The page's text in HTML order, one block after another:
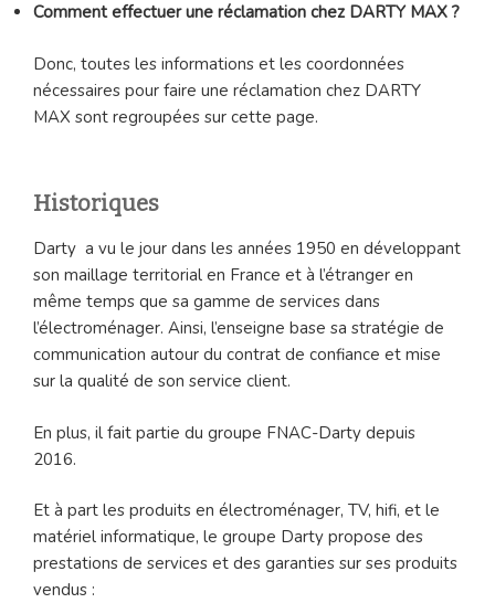
Comment effectuer une réclamation chez DARTY MAX ?
Donc, toutes les informations et les coordonnées
nécessaires pour faire une réclamation chez DARTY
MAX sont regroupées sur cette page.
Historiques
Darty a vu le jour dans les années 1950 en développant
son maillage territorial en France et à l’étranger en
même temps que sa gamme de services dans
l’électroménager. Ainsi, l’enseigne base sa stratégie de
communication autour du contrat de confiance et mise
sur la qualité de son service client.
En plus, il fait partie du groupe FNAC-Darty depuis
2016.
Et à part les produits en électroménager, TV, hifi, et le
matériel informatique, le groupe Darty propose des
prestations de services et des garanties sur ses produits
vendus :